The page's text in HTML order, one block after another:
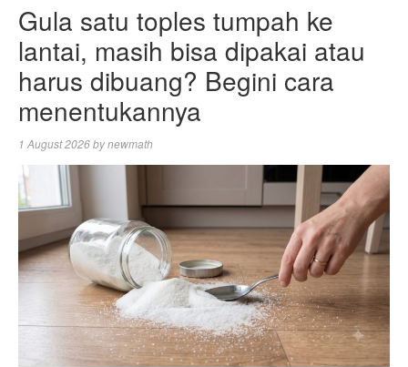
Gula satu toples tumpah ke
lantai, masih bisa dipakai atau
harus dibuang? Begini cara
menentukannya
1 August 2026bynewmath